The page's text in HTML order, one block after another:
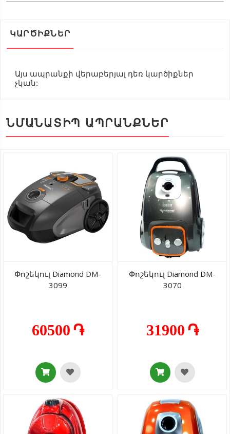
ԿԱՐԾԻՔՆԵՐ
Այս ապրանքի վերաբերյալ դեռ կարծիքներ
չկան:
ՆՄԱՆԱՏԻՊ ԱՊՐԱՆՔՆԵՐ
Փոշեկուլ Diamond DM-
3099
60500 ֏
Փոշեկուլ Diamond DM-
3070
31900 ֏